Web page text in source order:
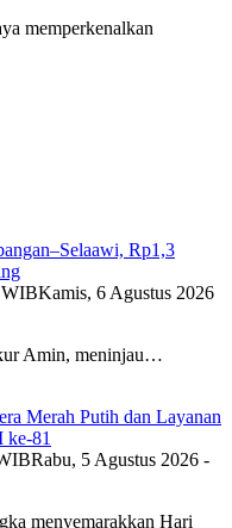
memperkenalkan
Rp1,3
WIBKamis, 6 Agustus 2026
Amin, meninjau…
Merah Putih dan Layanan
ke-81
Rabu, 5 Agustus 2026 -
menyemarakkan Hari